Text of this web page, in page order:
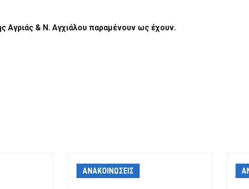
Αγριάς & Ν. Αγχιάλου παραμένουν ως έχουν.
ΑΝΑΚΟΙΝΩΣΕΙΣ